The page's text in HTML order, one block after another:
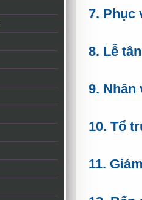
7. Phục
8. Lễ
9. Nhân
10. Tổ
11.